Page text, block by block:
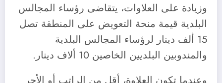
وزيادة على العلاوات، يتقاضى رؤساء المجالس
البلدية قيمة منحة التعويض على المنطقة تصل
15 ألف دينار لرؤساء المجالس البلدية
والمندوبين البلديين الخاصين 10 ألاف دينار.